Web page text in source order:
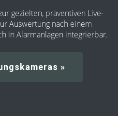
gezielten, präventiven Live-
Auswertung nach einem
in Alarmanlagen integrierbar.
»